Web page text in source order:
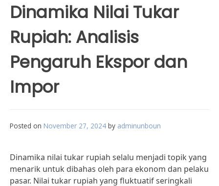
Dinamika Nilai Tukar
Rupiah: Analisis
Pengaruh Ekspor dan
Impor
Posted on November 27, 2024 by adminunboun
Dinamika nilai tukar rupiah selalu menjadi topik yang
menarik untuk dibahas oleh para ekonom dan pelaku
pasar. Nilai tukar rupiah yang fluktuatif seringkali